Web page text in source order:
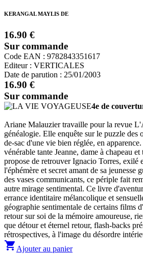
KERANGAL MAYLIS DE
16.90 €
Sur commande
Code EAN : 9782843351617
Editeur : VERTICALES
Date de parution : 25/01/2003
16.90 €
Sur commande
4e de
Ariane Malauzier travaille pour la revue
généalogie. Elle enquête sur le puzzle
de-sac d'une vie bien réglée, en apparence.
vénérable tante Jeanne, dame à chapeau
propose de retrouver Ignacio Torres, exilé
l'éphémère et secret amant de sa jeunesse
des vases communicants, ce périple fait
autre mirage sentimental. Ce livre
errance identitaire mélancolique et
géographie sentimentale de certains films
retour sur soi de la mémoire amoureuse,
que détour et éternel retour, flash-backs
rétrospectives, à l'image du désordre
shopping_cart Ajouter au panier